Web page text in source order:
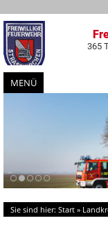
365
MENÜ
Sie sind hier: Start »